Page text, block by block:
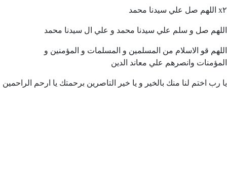
اللهم صل علي سيدنا محمد x٢
اللهم صل و سلم علي سيدنا محمد و علي ال سيدنا محمد
اللهم قو الاسلام من المسلمين و المسلمات و المؤمنين و
المؤمنات وانصرهم علي معاند الدين
يا رب اختم لنا منك بالخير و يا خير التاصرين برحمتك يا ارحم الراحمين